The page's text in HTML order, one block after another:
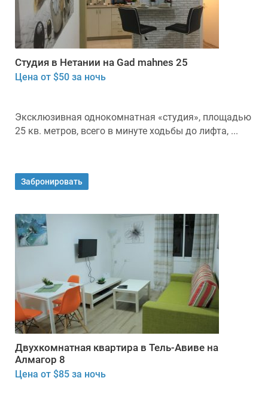
Студия в Нетании на Gad mahnes 25
Цена от $50 за ночь
Эксклюзивная однокомнатная «студия», площадью
25 кв. метров, всего в минуте ходьбы до лифта, ...
Забронировать
Двухкомнатная квартира в Тель-Авиве на
Алмагор 8
Цена от $85 за ночь